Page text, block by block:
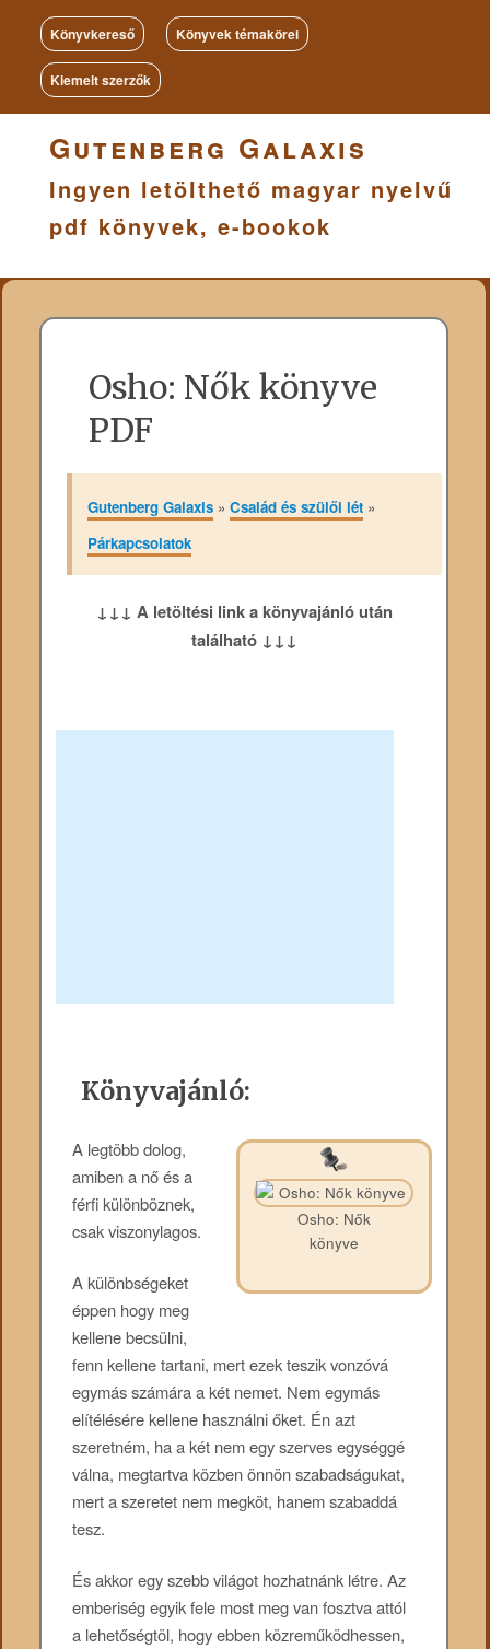
Könyvkereső Könyvek témakörei
Kiemelt szerzők
Gutenberg Galaxis
Ingyen letölthető magyar nyelvű
pdf könyvek, e-bookok
Osho: Nők könyve
PDF
Gutenberg Galaxis» Család és szülői lét»
Párkapcsolatok
↓↓↓ A letöltési link a könyvajánló után
található ↓↓↓
Könyvajánló:
Osho: Nők
könyve
A legtöbb dolog,
amiben a nő és a
férfi különböznek,
csak viszonylagos.
A különbségeket
éppen hogy meg
kellene becsülni,
fenn kellene tartani, mert ezek teszik vonzóvá
egymás számára a két nemet. Nem egymás
elítélésére kellene használni őket. Én azt
szeretném, ha a két nem egy szerves egységgé
válna, megtartva közben önnön szabadságukat,
mert a szeretet nem megköt, hanem szabaddá
tesz.
És akkor egy szebb világot hozhatnánk létre. Az
emberiség egyik fele most meg van fosztva attól
a lehetőségtöl, hogy ebben közreműködhessen,